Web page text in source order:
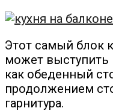
Этот самый блок
может выступить
как обеденный
продолжением
гарнитура.